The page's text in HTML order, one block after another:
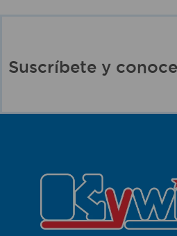
Suscríbete y conoce